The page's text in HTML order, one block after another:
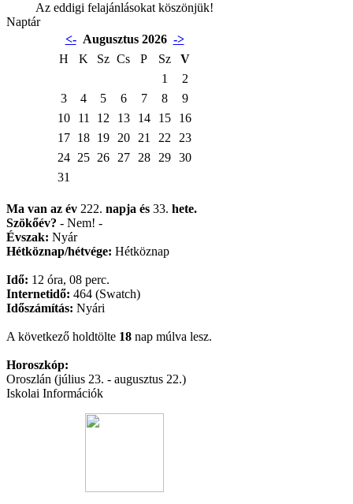
Az eddigi felajánlásokat köszönjük!
Naptár
<- Augusztus 2026 ->
H
K Sz Cs P Sz
V
1
2
3
4 5 6 7 8
9
10
11 12 13 14 15
16
17 18 19 20 21 22
23
24 25 26 27 28 29
30
31
Ma van az év 222. napja és 33. hete.
Szökőév? - Nem! -
Évszak: Nyár
Hétköznap/hétvége: Hétköznap
Idő: 12 óra, 08 perc.
Internetidő: 464 (Swatch)
Időszámítás: Nyári
A következő holdtölte 18 nap múlva lesz.
Horoszkóp:
Oroszlán (július 23. - augusztus 22.)
Iskolai Információk